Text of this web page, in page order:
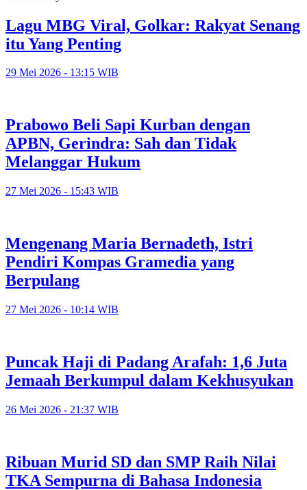
Lagu MBG Viral, Golkar: Rakyat Senang
itu Yang Penting
29 Mei 2026 - 13:15 WIB
Prabowo Beli Sapi Kurban dengan
APBN, Gerindra: Sah dan Tidak
Melanggar Hukum
27 Mei 2026 - 15:43 WIB
Mengenang Maria Bernadeth, Istri
Pendiri Kompas Gramedia yang
Berpulang
27 Mei 2026 - 10:14 WIB
Puncak Haji di Padang Arafah: 1,6 Juta
Jemaah Berkumpul dalam Kekhusyukan
26 Mei 2026 - 21:37 WIB
Ribuan Murid SD dan SMP Raih Nilai
TKA Sempurna di Bahasa Indonesia